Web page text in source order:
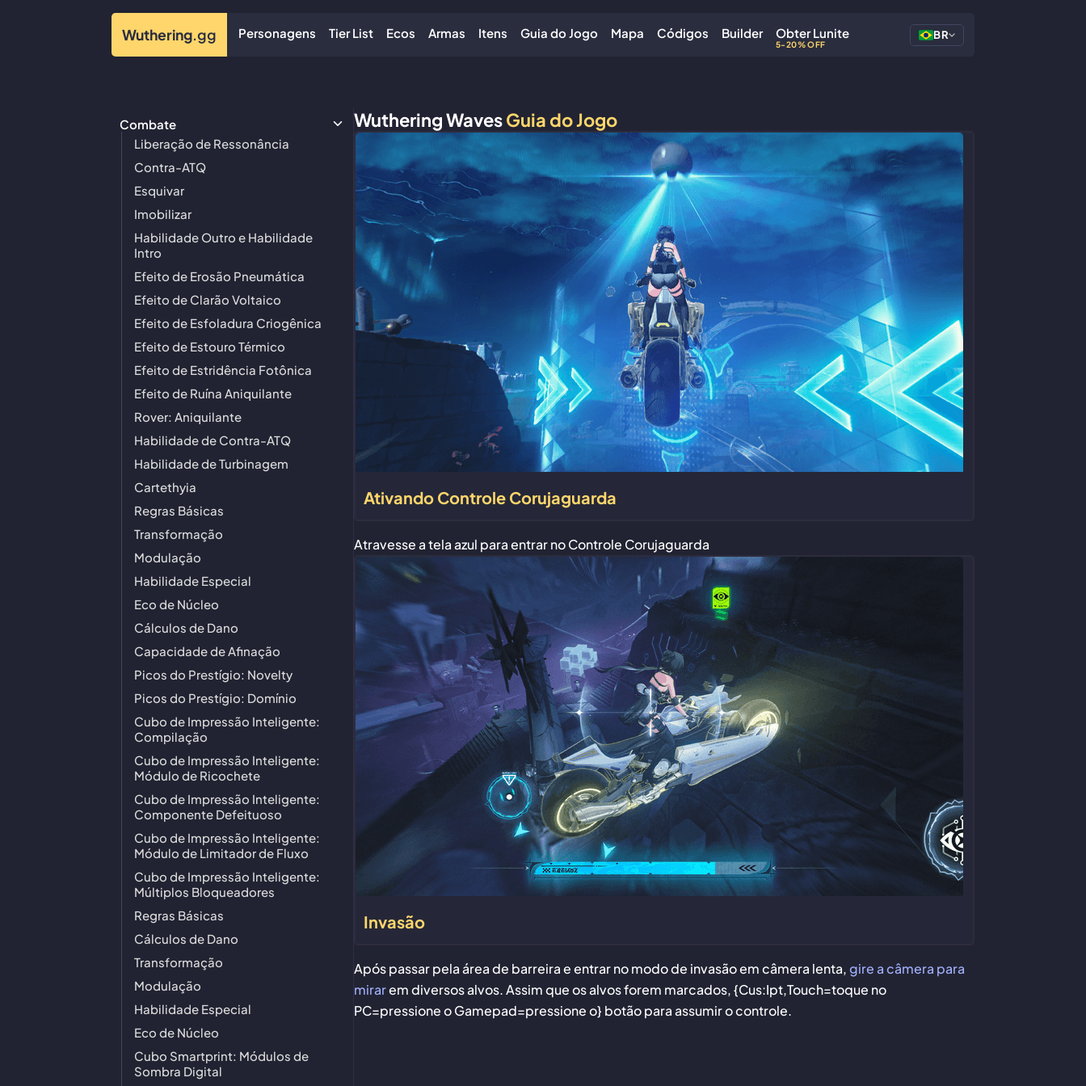
Wuthering.gg Personagens Tier List Ecos Armas Itens Guia do Jogo Mapa Códigos Builder Obter Lunite
5-20% OFF
BR
Combate
Liberação de Ressonância
Contra-ATQ
Esquivar
Imobilizar
Habilidade Outro e Habilidade
Intro
Efeito de Erosão Pneumática
Efeito de Clarão Voltaico
Efeito de Esfoladura Criogênica
Efeito de Estouro Térmico
Efeito de Estridência Fotônica
Efeito de Ruína Aniquilante
Rover: Aniquilante
Habilidade de Contra-ATQ
Habilidade de Turbinagem
Cartethyia
Regras Básicas
Transformação
Modulação
Habilidade Especial
Eco de Núcleo
Cálculos de Dano
Capacidade de Afinação
Picos do Prestígio: Novelty
Picos do Prestígio: Domínio
Cubo de Impressão Inteligente:
Compilação
Cubo de Impressão Inteligente:
Módulo de Ricochete
Cubo de Impressão Inteligente:
Componente Defeituoso
Cubo de Impressão Inteligente:
Módulo de Limitador de Fluxo
Cubo de Impressão Inteligente:
Múltiplos Bloqueadores
Regras Básicas
Cálculos de Dano
Transformação
Modulação
Habilidade Especial
Eco de Núcleo
Cubo Smartprint: Módulos de
Sombra Digital
Wuthering WavesGuia do Jogo
Ativando Controle Corujaguarda
Atravesse a tela azul para entrar no Controle Corujaguarda
Invasão
Após passar pela área de barreira e entrar no modo de invasão em câmera lenta,gire a câmera para
mirarem diversos alvos. Assim que os alvos forem marcados, {Cus:Ipt,Touch=toque no
PC=pressione o Gamepad=pressione o} botão para assumir o controle.